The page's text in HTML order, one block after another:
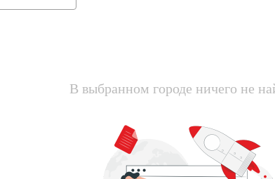
В выбранном городе ничего не